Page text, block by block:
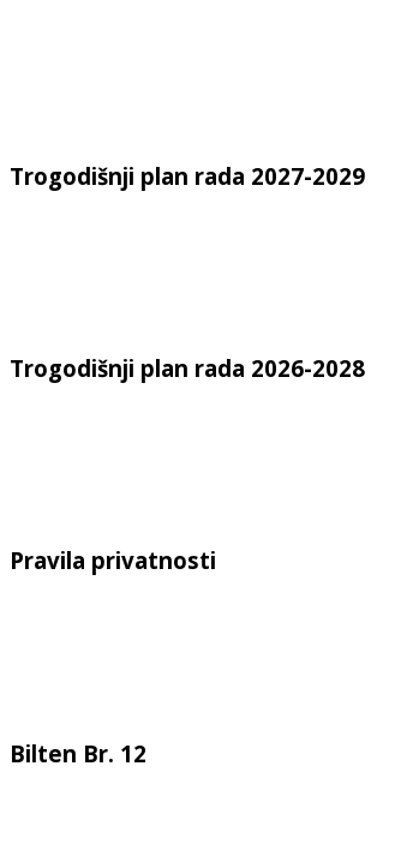
Trogodišnji plan rada 2027-2029
Trogodišnji plan rada 2026-2028
Pravila privatnosti
Bilten Br. 12